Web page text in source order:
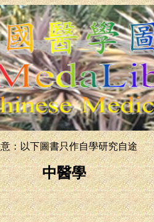
：以下圖書只作自學研究自途
中醫學